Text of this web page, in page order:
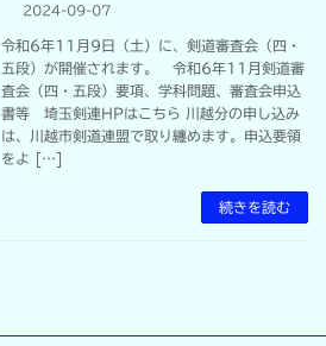
2024-09-07
令和6年11月9日（土）に、剣道審査会（四・
五段）が開催されます。 令和6年11月剣道審
査会（四・五段）要項、学科問題、審査会申込
書等 埼玉剣連HPはこちら 川越分の申し込み
は、川越市剣道連盟で取り纏めます。申込要領
をよ […]
続きを読む